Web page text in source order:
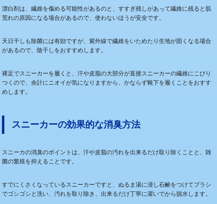
漂白剤は、繊維を傷める可能性があるのと、すすぎ残しがあって繊維に残ると肌
荒れの原因になる場合があるので、使わないほうが安全です。
天日干しも除菌には有効ですが、紫外線で繊維をいためたり生地が固くなる場合
があるので、陰干しをおすすめします。
裸足でスニーカーを履くと、汗や皮脂の大部分が直接スニーカーの繊維にこびり
つくので、余計にニオイが気になりますから、かならず靴下を履くことをおすす
めします。
スニーカーの効果的な消臭方法
スニーカの消臭のポイントは、汗や皮脂の汚れを出来るだけ取り除くことと、雑
菌の繁殖を抑えることです。
すでにくさくなっているスニーカーですと、ぬるま湯に浸し石鹸をつけてブラシ
でゴシゴシと洗い、汚れを取り除き、出来るだけ丁寧に濯いでから脱水します。